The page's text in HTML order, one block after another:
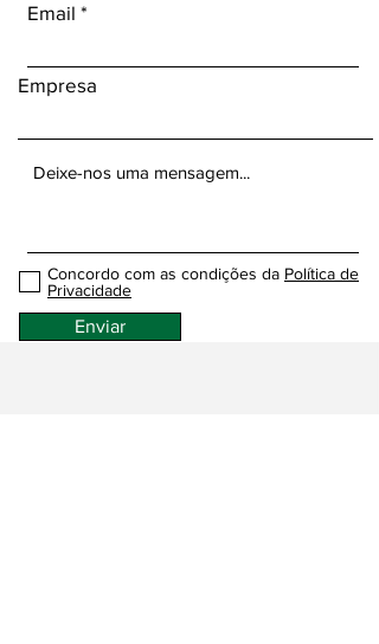
Email
Empresa
Concordo com as condições da Política de
Privacidade
Enviar